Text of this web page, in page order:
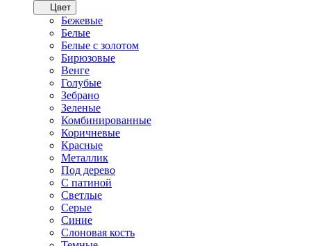
Цвет
Бежевые
Белые
Белые с золотом
Бирюзовые
Венге
Голубые
Зебрано
Зеленые
Комбинированные
Коричневые
Красные
Металлик
Под дерево
С патиной
Светлые
Серые
Синие
Слоновая кость